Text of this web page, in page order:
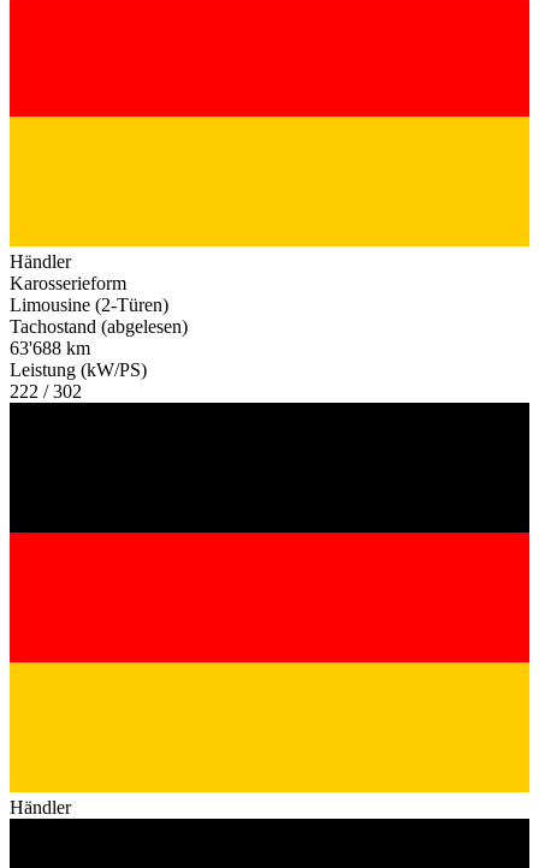
Händler
Karosserieform
Limousine (2-Türen)
Tachostand (abgelesen)
63'688 km
Leistung (kW/PS)
222 / 302
Händler